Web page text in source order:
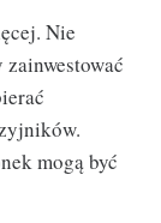
Nie
mogą być